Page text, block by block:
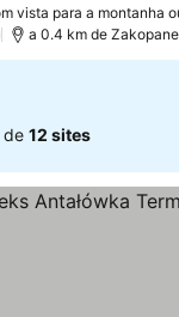
vista para a montanha
a 0.4 km de
de 12 sites